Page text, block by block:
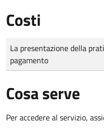
Costi
Tipo di pagamento
Importo
La presentazione della
pagamento
Cosa serve
Per accedere al servizio,